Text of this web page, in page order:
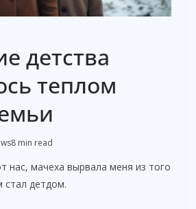
детства
теплом
8 min read
нас, мачеха вырвала меня из того
детдом.